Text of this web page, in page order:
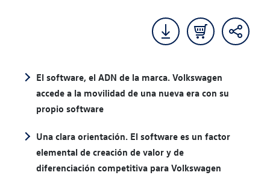
El software, el ADN de la marca. Volkswagen
accede a la movilidad de una nueva era con su
propio software
Una clara orientación. El software es un factor
elemental de creación de valor y de
diferenciación competitiva para Volkswagen